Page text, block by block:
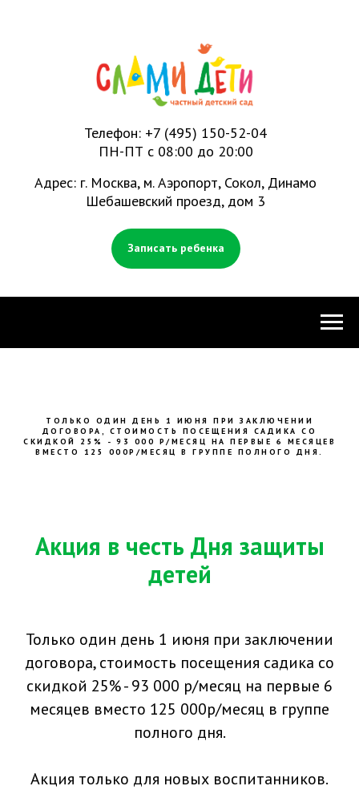
Телефон: +7 (495) 150-52-04
ПН-ПТ с 08:00 до 20:00
Адрес: г. Москва, м. Аэропорт, Сокол, Динамо
Шебашевский проезд, дом 3
Записать ребенка
ТОЛЬКО ОДИН ДЕНЬ 1 ИЮНЯ ПРИ ЗАКЛЮЧЕНИИ
ДОГОВОРА, СТОИМОСТЬ ПОСЕЩЕНИЯ САДИКА СО
СКИДКОЙ 25% - 93 000 Р/МЕСЯЦ НА ПЕРВЫЕ 6 МЕСЯЦЕВ
ВМЕСТО 125 000Р/МЕСЯЦ В ГРУППЕ ПОЛНОГО ДНЯ.
Акция в честь Дня защиты
детей
Только один день 1 июня при заключении
договора, стоимость посещения садика со
скидкой 25% - 93 000 р/месяц на первые 6
месяцев вместо 125 000р/месяц в группе
полного дня.
Акция только для новых воспитанников.